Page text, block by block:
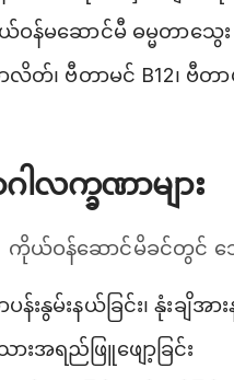
န်မဆောင်မီ ဓမ္မတာသွေး ဆုံ
ာလိတ်၊ ဗီတာမင် B12၊ ဗီ
ဂါလက္ခဏာများ
ကိုယ်ဝန်ဆောင်မိခင်တွင် သွေး
ပန်းနွမ်းနယ်ခြင်း၊ နုံးချိအာ
းအရည်ဖြူဖျော့ခြင်း